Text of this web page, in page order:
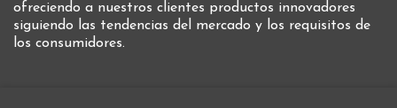
ofreciendo a nuestros clientes productos innovadores
siguiendo las tendencias del mercado y los requisitos de
los consumidores.